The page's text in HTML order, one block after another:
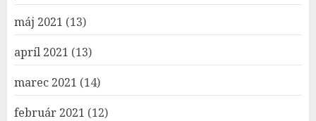
máj 2021 (13)
apríl 2021 (13)
marec 2021 (14)
február 2021 (12)